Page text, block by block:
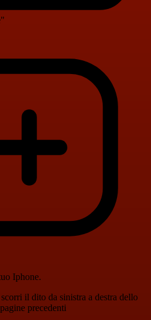
Iphone.
il dito da sinistra a destra dello
precedenti